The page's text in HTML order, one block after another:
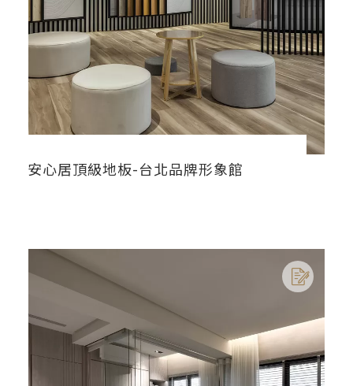
安心居頂級地板-台北品牌形象館